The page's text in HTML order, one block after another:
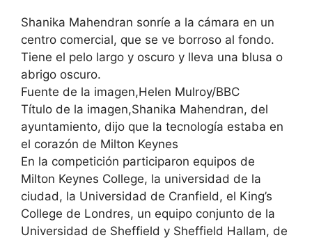
Shanika Mahendran sonríe a la cámara en un
centro comercial, que se ve borroso al fondo.
Tiene el pelo largo y oscuro y lleva una blusa o
abrigo oscuro.
Fuente de la imagen,Helen Mulroy/BBC
Título de la imagen,Shanika Mahendran, del
ayuntamiento, dijo que la tecnología estaba en
el corazón de Milton Keynes
En la competición participaron equipos de
Milton Keynes College, la universidad de la
ciudad, la Universidad de Cranfield, el King’s
College de Londres, un equipo conjunto de la
Universidad de Sheffield y Sheffield Hallam, de